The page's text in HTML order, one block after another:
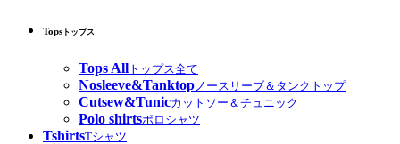
Tops トップス
Tops All トップス全て
Nosleeve&Tanktop ノースリーブ＆タンクトップ
Cutsew&Tunicカットソー＆チュニック
Polo shirtsポロシャツ
TshirtsTシャツ